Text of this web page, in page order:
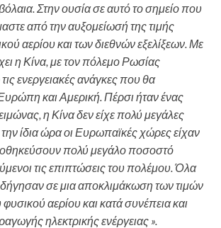
Στην ουσία σε αυτό το σημείο που
από την αυξομείωσή της τιμής
αερίου και των διεθνών εξελίξεων. Με
η Κίνα, με τον πόλεμο Ρωσίας
ενεργειακές ανάγκες που θα
και Αμερική. Πέρσι ήταν ένας
η Κίνα δεν είχε πολύ μεγάλες
ίδια ώρα οι Ευρωπαϊκές χώρες είχαν
πολύ μεγάλο ποσοστό
τις επιπτώσεις του πολέμου. Όλα
σε μια αποκλιμάκωση των τιμών
αερίου και κατά συνέπεια και
ηλεκτρικής ενέργειας ».